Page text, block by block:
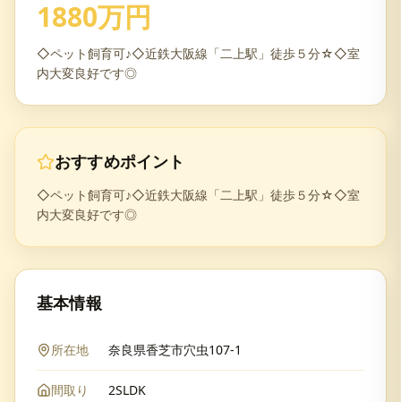
1880万円
◇ペット飼育可♪◇近鉄大阪線「二上駅」徒歩５分☆◇室
内大変良好です◎
おすすめポイント
◇ペット飼育可♪◇近鉄大阪線「二上駅」徒歩５分☆◇室
内大変良好です◎
基本情報
所在地 奈良県香芝市穴虫107-1
間取り 2SLDK